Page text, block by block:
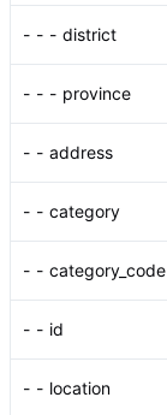
- - - district
- - - province
- - address
- - category
- - category_code
- - id
- - location